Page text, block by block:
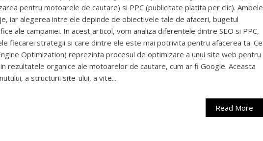
pentru motoarele de cautare) si PPC (publicitate platita per clic). Ambele
iar alegerea intre ele depinde de obiectivele tale de afaceri, bugetul
ale campaniei. In acest articol, vom analiza diferentele dintre SEO si PPC,
fiecarei strategii si care dintre ele este mai potrivita pentru afacerea ta. Ce
Optimization) reprezinta procesul de optimizare a unui site web pentru
rezultatele organice ale motoarelor de cautare, cum ar fi Google. Aceasta
a structurii site-ului, a vite...
Read More